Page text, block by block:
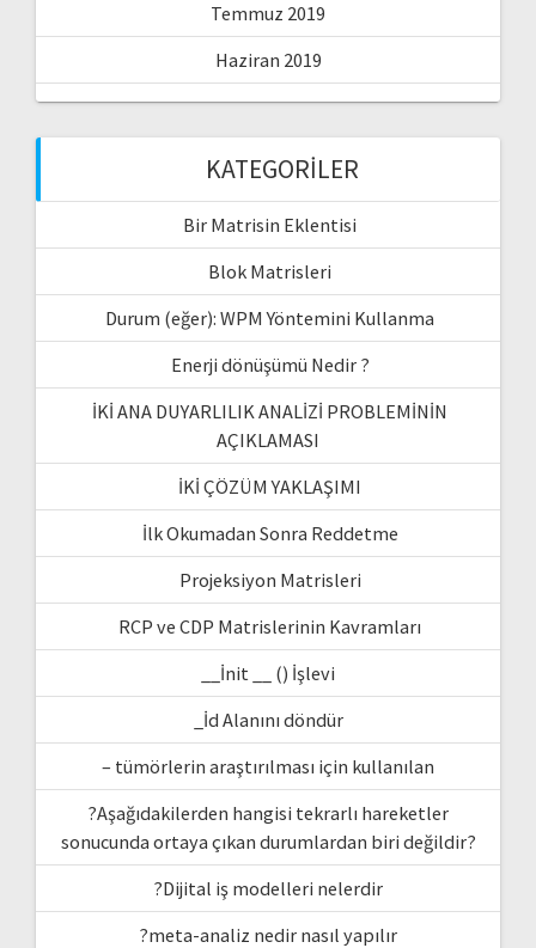
Temmuz 2019
Haziran 2019
KATEGORILER
Bir Matrisin Eklentisi
Blok Matrisleri
Durum (eğer): WPM Yöntemini Kullanma
Enerji dönüşümü Nedir ?
İKİ ANA DUYARLILIK ANALİZİ PROBLEMİNİN
AÇIKLAMASI
İKİ ÇÖZÜM YAKLAŞIMI
İlk Okumadan Sonra Reddetme
Projeksiyon Matrisleri
RCP ve CDP Matrislerinin Kavramları
__İnit __ () İşlevi
_İd Alanını döndür
– tümörlerin araştırılması için kullanılan
?Aşağıdakilerden hangisi tekrarlı hareketler
sonucunda ortaya çıkan durumlardan biri değildir?
?Dijital iş modelleri nelerdir
?meta-analiz nedir nasıl yapılır